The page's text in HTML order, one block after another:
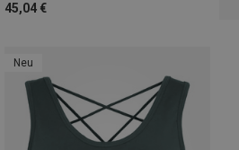
45,04 €
Neu